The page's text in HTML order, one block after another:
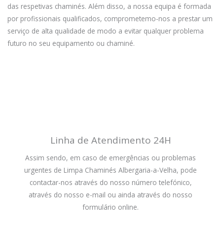
das respetivas chaminés. Além disso, a nossa equipa é formada
por profissionais qualificados, comprometemo-nos a prestar um
serviço de alta qualidade de modo a evitar qualquer problema
futuro no seu equipamento ou chaminé.
Linha de Atendimento 24H
Assim sendo, em caso de emergências ou problemas
urgentes de Limpa Chaminés Albergaria-a-Velha, pode
contactar-nos através do nosso número telefónico,
através do nosso e-mail ou ainda através do nosso
formulário online.